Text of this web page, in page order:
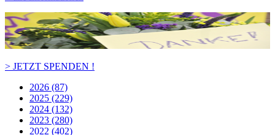
> JETZT SPENDEN !
2026 (87)
2025 (229)
2024 (132)
2023 (280)
2022 (402)